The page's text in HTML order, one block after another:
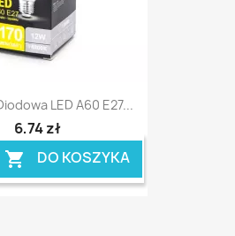
LED A60 E27...
6,74 zł
 DO KOSZYKA